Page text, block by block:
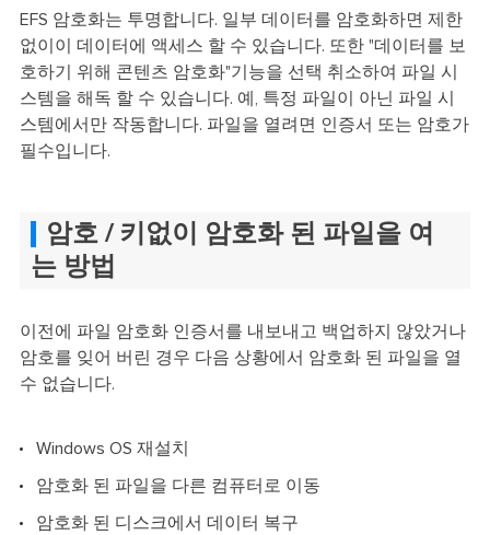
EFS 암호화는 투명합니다. 일부 데이터를 암호화하면 제한
없이이 데이터에 액세스 할 수 있습니다. 또한 "데이터를 보
호하기 위해 콘텐츠 암호화"기능을 선택 취소하여 파일 시
스템을 해독 할 수 있습니다. 예, 특정 파일이 아닌 파일 시
스템에서만 작동합니다. 파일을 열려면 인증서 또는 암호가
필수입니다.
암호 / 키없이 암호화 된 파일을 여
는 방법
이전에 파일 암호화 인증서를 내보내고 백업하지 않았거나
암호를 잊어 버린 경우 다음 상황에서 암호화 된 파일을 열
수 없습니다.
Windows OS 재설치
암호화 된 파일을 다른 컴퓨터로 이동
암호화 된 디스크에서 데이터 복구